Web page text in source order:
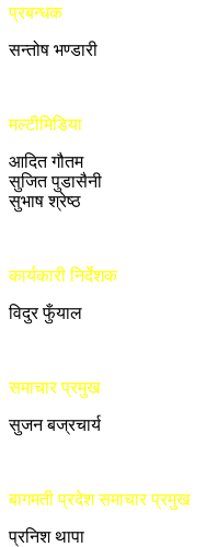
प्रबन्धक
सन्तोष भण्डारी
मल्टीमिडिया
आदित गौतम
सुजित पुडासैनी
सुभाष श्रेष्ठ
कार्यकारी निर्देशक
विदुर फुँयाल
समाचार प्रमुख
सुजन बज्रचार्य
बागमती प्रदेश समाचार प्रमुख
प्रनिश थापा